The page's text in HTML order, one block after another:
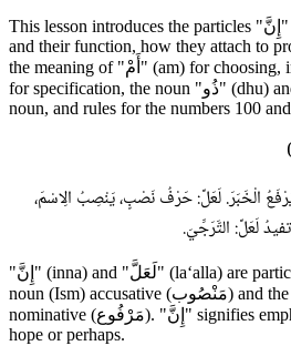
This lesson introduces the particles "إِنَّ" (inna) and "لَعَلَّ" (la‘alla)
and their function, how they attach to
the meaning of "أَمْ" (am) for choosing, interrogation with Hamzah
for specification, the noun "ذُو" (dhu) and its forms, the defective
noun, and rules for the numbers 100
الْخَبَرَ. لَعَلَّ: حَرْفُ نَصْبٍ، يَنْصِبُ الِاسْمَ،
لَعَلَّ: التَّرَجِّيَ.
"إِنَّ" (inna) and "لَعَلَّ" (la‘alla) are particles that make the following
noun (Ism) accusative (مَنْصُوب) and the predicate (Khabar)
nominative (مَرْفُوع). "إِنَّ" signifies emphasis, and "لَعَلَّ" signifies
hope or perhaps.